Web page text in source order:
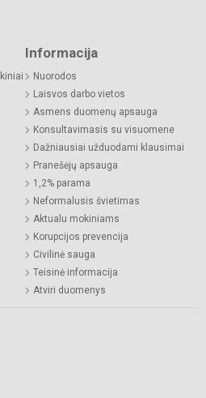
Informacija
Nuorodos
Laisvos darbo vietos
Asmens duomenų apsauga
Konsultavimasis su visuomene
Dažniausiai užduodami klausimai
Pranešėjų apsauga
1,2% parama
Neformalusis švietimas
Aktualu mokiniams
Korupcijos prevencija
Civilinė sauga
Teisinė informacija
Atviri duomenys